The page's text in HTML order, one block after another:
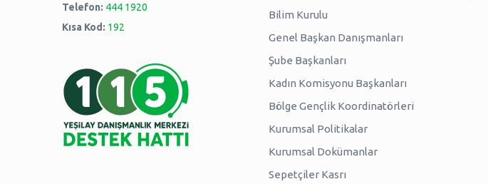
Telefon: 444 1920
Kısa Kod: 192
Bilim Kurulu
Genel Başkan Danışmanları
Şube Başkanları
Kadın Komisyonu Başkanları
Bölge Gençlik Koordinatörleri
Kurumsal Politikalar
Kurumsal Dokümanlar
Sepetçiler Kasrı